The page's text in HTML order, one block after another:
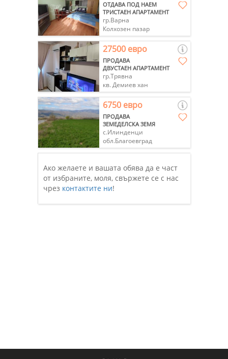
ОТДАВА ПОД НАЕМ
ТРИСТАЕН АПАРТАМЕНТ
гр.Варна
Колхозен пазар
27500 евро
ПРОДАВА
ДВУСТАЕН АПАРТАМЕНТ
гр.Трявна
кв. Демиев хан
6750 евро
ПРОДАВА
ЗЕМЕДЕЛСКА ЗЕМЯ
с.Илинденци
обл.Благоевград
Ако желаете и вашата обява да е част
от избраните, моля, свържете се с нас
чрез контактите ни!